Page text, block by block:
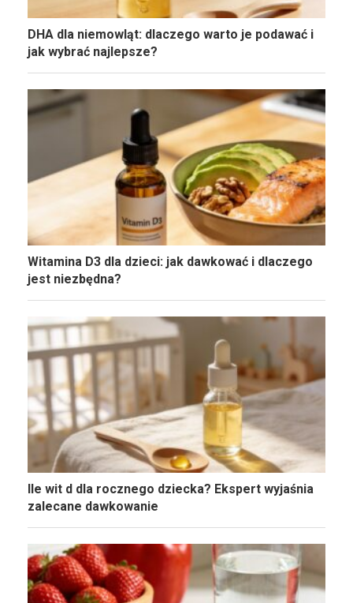
DHA dla niemowląt: dlaczego warto je podawać i
jak wybrać najlepsze?
Witamina D3 dla dzieci: jak dawkować i dlaczego
jest niezbędna?
Ile wit d dla rocznego dziecka? Ekspert wyjaśnia
zalecane dawkowanie